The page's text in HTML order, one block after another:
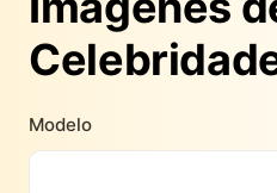
Modelo